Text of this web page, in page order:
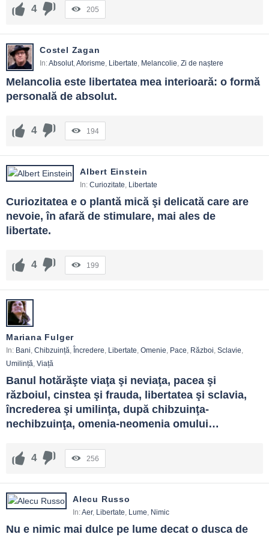
FAQ și reflecții finale
Nu limitează regulile libertatea?
O protejează de abuzuri. Regulile bune apără pe cei slabi și
creează spațiu pentru inițiativă.
Cum evit egoismul în numele libertății?
Întreabă cui folosește alegerea ta și ce cost are pentru ceilalți.
respectuos. Curajul crește în mișcare.
E libertatea doar politică?
Nu. E și domestică, profesională, interioară. Se antrenează în
decizii zilnice.
Cum folosesc citatele în educație?
Ca declanșatoare de conversații despre responsabilitate, drepturi și
4 205
Costel Zagan
In:Absolut,Aforisme, Libertate, Melancolie, Zi de naștere
Melancolia este libertatea mea interioară: o formă
personală de absolut.
4 194
Albert Einstein
In: Curiozitate, Libertate
Curiozitatea e o plantă mică şi delicată care are
nevoie, în afară de stimulare, mai ales de
libertate.
4 199
Mariana Fulger
In: Bani, Chibzuință, Încredere, Libertate, Omenie, Pace, Război, Sclavie,
Umilință, Viață
Banul hotărăşte viaţa şi neviaţa, pacea şi
războiul, cinstea şi frauda, libertatea şi sclavia,
încrederea şi umilinţa, după chibzuinţa-
nechibzuinţa, omenia-neomenia omului…
4 256
Alecu Russo
In:Aer, Libertate, Lume, Nimic
Nu e nimic mai dulce pe lume decat o dusca de